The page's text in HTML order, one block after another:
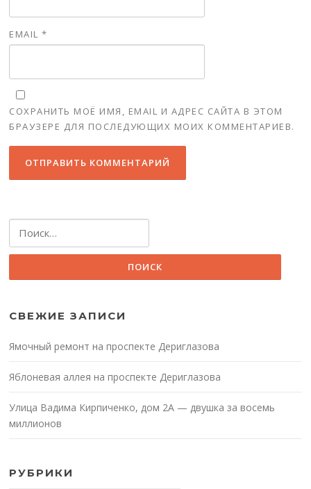
EMAIL*
СОХРАНИТЬ МОЁ ИМЯ, EMAIL И АДРЕС САЙТА В ЭТОМ
БРАУЗЕРЕ ДЛЯ ПОСЛЕДУЮЩИХ МОИХ КОММЕНТАРИЕВ.
СВЕЖИЕ ЗАПИСИ
Ямочный ремонт на проспекте Дериглазова
Яблоневая аллея на проспекте Дериглазова
Улица Вадима Кирпиченко, дом 2А — двушка за восемь
миллионов
РУБРИКИ